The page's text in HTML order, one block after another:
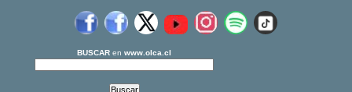
BUSCAR en www.olca.cl